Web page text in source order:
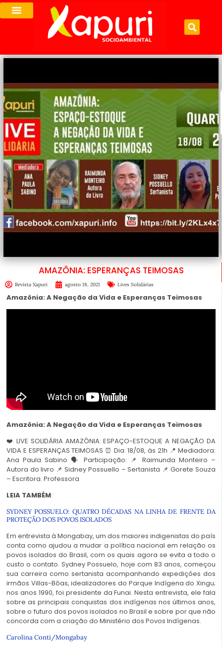
AMAZÔNIA: ESPERANÇAS TEIMOSAS
Revista Xapuri agosto 18, 2021 Lives Solidárias
Amazônia: A Negação da Vida e Esperanças Teimosas
Amazônia: A Negação da Vida e Esperanças Teimosas
❤️ LIVE SOLIDÁRIA AMAZÔNIA: ESPAÇO-ESTOQUE A NEGAÇÃO DA
VIDA E ESPERANÇAS TEIMOSAS ⏰ Dia: 18/08, às 21h 📍 Mediadora:
Ana Paula Sabino 🗣️ Participação: 📌 Raimunda Monteiro –
Autora do livro 📌 Sidney Possuello – Sertanista 📌 Gorete Souza
– Escritora. Professora
LEIA TAMBÉM:
SYDNEY POSSUELO: QUATRO DÉCADAS NA LINHA DE FRENTE DA
PROTEÇÃO DOS POVOS ISOLADOS
Em entrevista à Mongabay, um dos maiores indigenistas do país
conta como ajudou a mudar a política nacional em relação os
povos isolados do Brasil, com os quais agora se evita a todo o
custo o contato. Sydney Possuelo, hoje com 83 anos, começou
sua carreira como sertanista acompanhando expedições dos
irmãos Villas-Bôas, idealizadores do Parque Indígena do Xingu;
nos anos 1990, foi presidente da Funai. Nesta entrevista, ele fala
sobre as principais conquistas dos indígenas nos últimos anos,
sobre o futuro dos povos isolados no Brasil e sobre por que não
concorda com a criação do Ministério dos Povos Indígenas.
Carolina Conti/Mongabay